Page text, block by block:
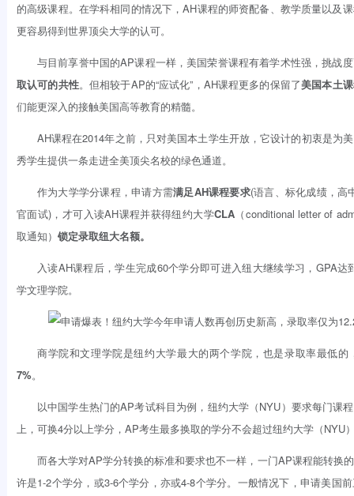
的高级课程。在学科相同的情况下，AH课程的师资配备、教学质量以及
更容易得到世界顶尖大学的认可。
与目前享誉中国的AP课程一样，美国荣誉课程有着学术性强，挑战
取认可的共性。但相较于AP的“应试化”，AH课程更多的保留了美国本土
们能更深入的接触美国高等教育的精髓。
AH课程在2014年之前，只对美国本土学生开放，它设计的初衷是为
秀学生提供一条走进全美顶尖名校的绿色通道。
作为大学学分课程，申请方需满足AH课程要求(语言、标化成绩，高
官面试)，才可入读AH课程并获得纽约大学CLA（conditional letter of
取通知） 锁定录取纽大名额。
入读AH课程后，学生完成60个学分即可进入纽大继续学习，GPA达
学文理学院。
商学院和文理学院是纽约大学最大的两个学院，也是录取率最低的
7%。
以中国学生热门的AP考试科目为例，纽约大学（NYU）要求每门课
上，可换4分以上学分，AP考生最多换取的学分不会超过纽约大学（NYU
而各大学对AP学分转换的标准和要求也不一样，一门AP课程能转换
许是1-2个学分，或3-6个学分，亦或4-8个学分。一般情况下，申请美国